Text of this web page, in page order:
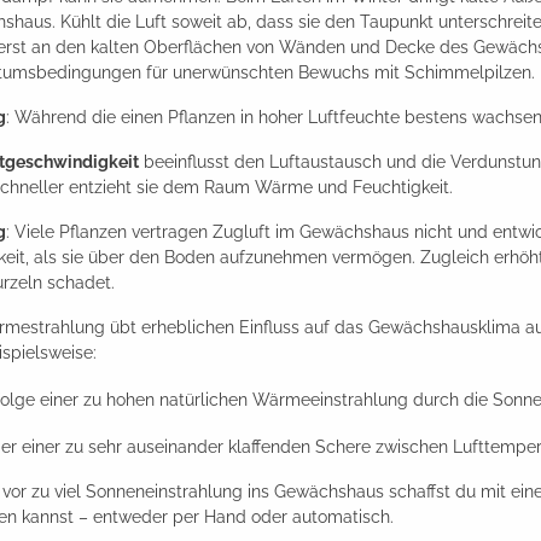
Kühlt die Luft soweit ab, dass sie den Taupunkt
an den kalten Oberflächen von Wänden und Decke des
für unerwünschten Bewuchs mit Schimmelpilzen.
: Während die einen Pflanzen in hoher Luftfeuchte bestens
beeinflusst den Luftaustausch und die
entzieht sie dem Raum Wärme und Feuchtigkeit.
: Viele Pflanzen vertragen Zugluft im Gewächshaus nicht und
als sie über den Boden aufzunehmen vermögen. Zugleich
schadet.
übt erheblichen Einfluss auf das Gewächshausklima
einer zu hohen natürlichen Wärmeeinstrahlung durch die Sonne
einer zu sehr auseinander klaffenden Schere zwischen
zu viel Sonneneinstrahlung ins Gewächshaus schaffst du mit
kannst – entweder per Hand oder automatisch.